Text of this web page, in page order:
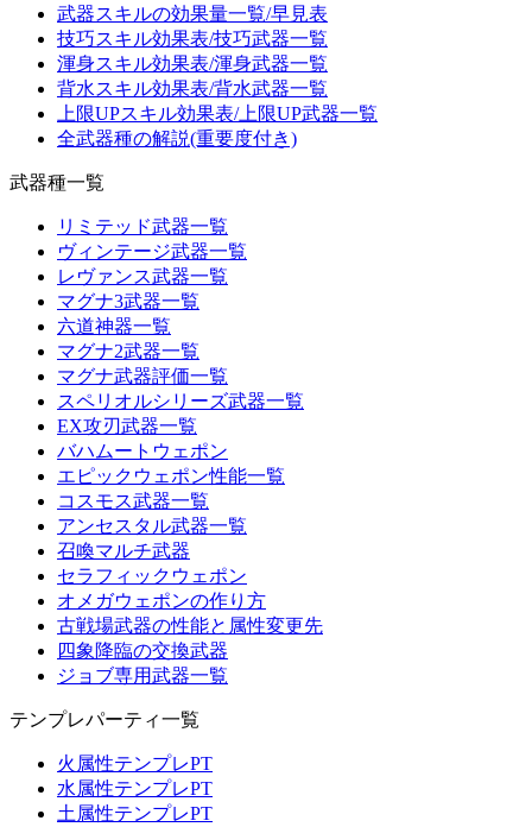
武器スキルの効果量一覧/早見表
技巧スキル効果表/技巧武器一覧
渾身スキル効果表/渾身武器一覧
背水スキル効果表/背水武器一覧
上限UPスキル効果表/上限UP武器一覧
全武器種の解説(重要度付き)
武器種一覧
リミテッド武器一覧
ヴィンテージ武器一覧
レヴァンス武器一覧
マグナ3武器一覧
六道神器一覧
マグナ2武器一覧
マグナ武器評価一覧
スペリオルシリーズ武器一覧
EX攻刃武器一覧
バハムートウェポン
エピックウェポン性能一覧
コスモス武器一覧
アンセスタル武器一覧
召喚マルチ武器
セラフィックウェポン
オメガウェポンの作り方
古戦場武器の性能と属性変更先
四象降臨の交換武器
ジョブ専用武器一覧
テンプレパーティ一覧
火属性テンプレPT
水属性テンプレPT
土属性テンプレPT